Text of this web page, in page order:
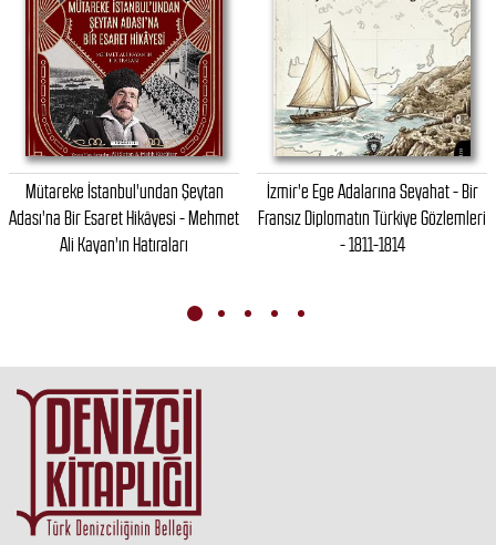
Mütareke İstanbul'undan Şeytan
Adası'na Bir Esaret Hikâyesi - Mehmet
Ali Kayan'ın Hatıraları
İzmir'e Ege Adalarına Seyahat - Bir
Fransız Diplomatın Türkiye Gözlemleri
- 1811-1814